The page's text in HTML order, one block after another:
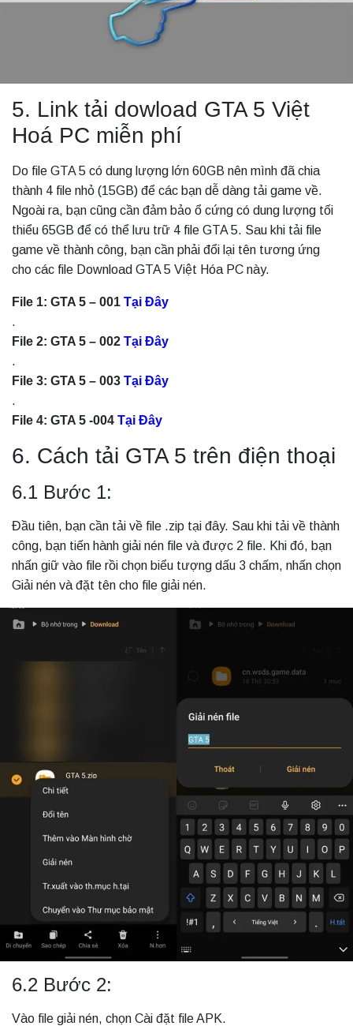
5. Link tải dowload GTA 5 Việt
Hoá PC miễn phí
Do file GTA 5 có dung lượng lớn 60GB nên mình đã chia
thành 4 file nhỏ (15GB) để các bạn dễ dàng tải game về.
Ngoài ra, bạn cũng cần đảm bảo ổ cứng có dung lượng tối
thiểu 65GB để có thể lưu trữ 4 file GTA 5. Sau khi tải file
game về thành công, bạn cần phải đổi lại tên tương ứng
cho các file Download GTA 5 Việt Hóa PC này.
File 1: GTA 5 – 001 Tại Đây
.
File 2: GTA 5 – 002 Tại Đây
.
File 3: GTA 5 – 003 Tại Đây
.
File 4: GTA 5 -004 Tại Đây
6. Cách tải GTA 5 trên điện thoại
6.1 Bước 1:
Đầu tiên, bạn cần tải về file .zip tại đây. Sau khi tải về thành
công, bạn tiến hành giải nén file và được 2 file. Khi đó, bạn
nhấn giữ vào file rồi chọn biểu tượng dấu 3 chấm, nhấn chọn
Giải nén và đặt tên cho file giải nén.
6.2 Bước 2:
Vào file giải nén, chọn Cài đặt file APK.